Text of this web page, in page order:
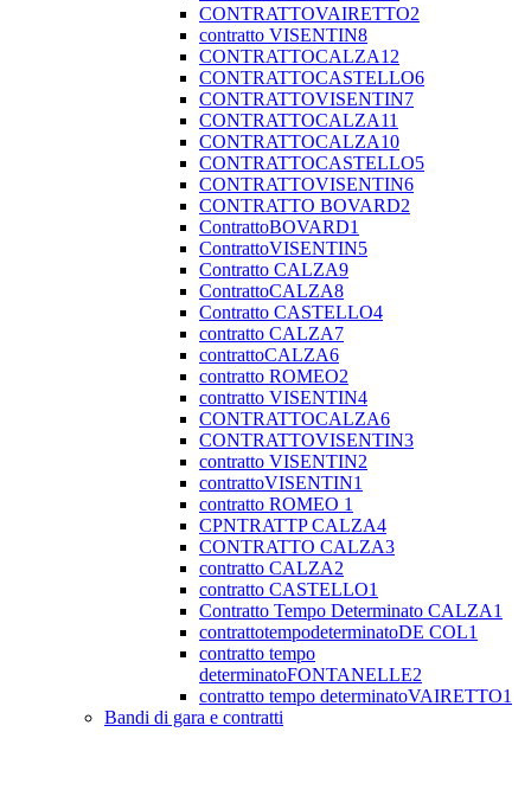
CONTRATTOVAIRETTO2
contratto VISENTIN8
CONTRATTOCALZA12
CONTRATTOCASTELLO6
CONTRATTOVISENTIN7
CONTRATTOCALZA11
CONTRATTOCALZA10
CONTRATTOCASTELLO5
CONTRATTOVISENTIN6
CONTRATTO BOVARD2
ContrattoBOVARD1
ContrattoVISENTIN5
Contratto CALZA9
ContrattoCALZA8
Contratto CASTELLO4
contratto CALZA7
contrattoCALZA6
contratto ROMEO2
contratto VISENTIN4
CONTRATTOCALZA6
CONTRATTOVISENTIN3
contratto VISENTIN2
contrattoVISENTIN1
contratto ROMEO 1
CPNTRATTP CALZA4
CONTRATTO CALZA3
contratto CALZA2
contratto CASTELLO1
Contratto Tempo Determinato CALZA1
contrattotempodeterminatoDE COL1
contratto tempo
determinatoFONTANELLE2
contratto tempo determinatoVAIRETTO1
Bandi di gara e contratti